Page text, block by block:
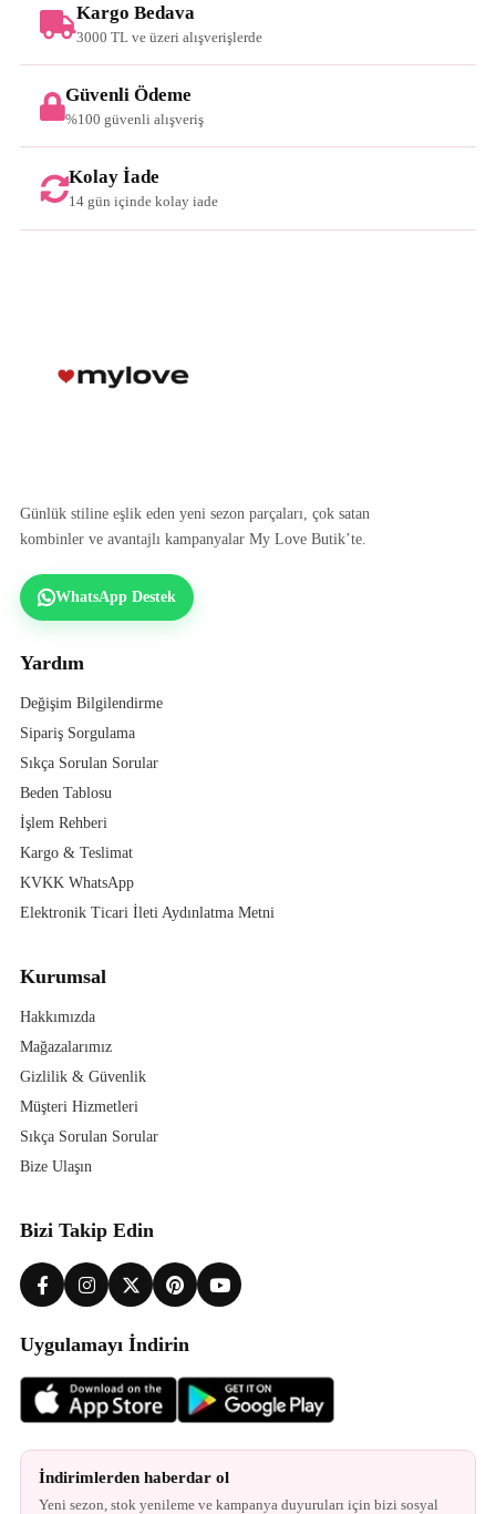
Kargo Bedava
3000 TL ve üzeri alışverişlerde
Güvenli Ödeme
%100 güvenli alışveriş
Kolay İade
14 gün içinde kolay iade
Günlük stiline eşlik eden yeni sezon parçaları, çok satan
kombinler ve avantajlı kampanyalar My Love Butik’te.
WhatsApp Destek
Yardım
Değişim Bilgilendirme
Sipariş Sorgulama
Sıkça Sorulan Sorular
Beden Tablosu
İşlem Rehberi
Kargo & Teslimat
KVKK WhatsApp
Elektronik Ticari İleti Aydınlatma Metni
Kurumsal
Hakkımızda
Mağazalarımız
Gizlilik & Güvenlik
Müşteri Hizmetleri
Sıkça Sorulan Sorular
Bize Ulaşın
Bizi Takip Edin
Uygulamayı İndirin
İndirimlerden haberdar ol
Yeni sezon, stok yenileme ve kampanya duyuruları için bizi sosyal